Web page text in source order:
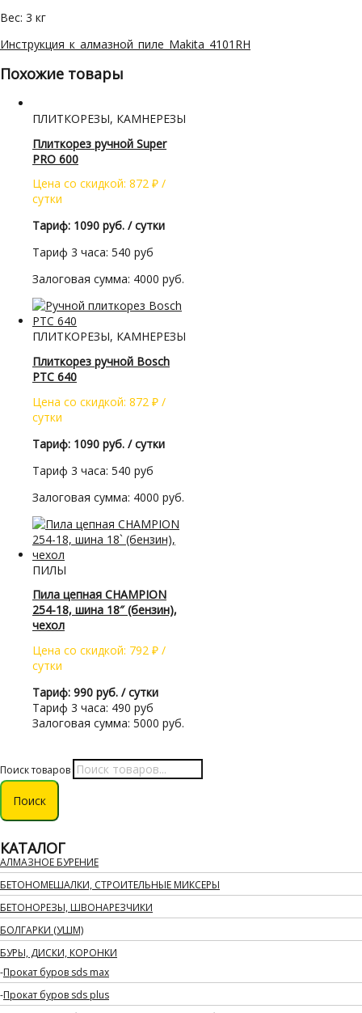
Поиск товаров
Поиск
КАТАЛОГ
АЛМАЗНОЕ БУРЕНИЕ
БЕТОНОМЕШАЛКИ, СТРОИТЕЛЬНЫЕ МИКСЕРЫ
БЕТОНОРЕЗЫ, ШВОНАРЕЗЧИКИ
БОЛГАРКИ (УШМ)
БУРЫ, ДИСКИ, КОРОНКИ
Прокат буров sds max
Прокат буров sds plus
Вес: 3 кг
Инструкция_к_алмазной_пиле_Makita_4101RH
Похожие товары
ПЛИТКОРЕЗЫ, КАМНЕРЕЗЫ
Плиткорез ручной Super
PRO 600
Цена со скидкой: 872 ₽ /
сутки
Тариф: 1090 руб. / сутки
Тариф 3 часа: 540 руб
Залоговая сумма: 4000 руб.
ПЛИТКОРЕЗЫ, КАМНЕРЕЗЫ
Плиткорез ручной Bosch
PTC 640
Цена со скидкой: 872 ₽ /
сутки
Тариф: 1090 руб. / сутки
Тариф 3 часа: 540 руб
Залоговая сумма: 4000 руб.
ПИЛЫ
Пила цепная CHAMPION
254-18, шина 18″ (бензин),
чехол
Цена со скидкой: 792 ₽ /
сутки
Тариф: 990 руб. / сутки
Тариф 3 часа: 490 руб
Залоговая сумма: 5000 руб.